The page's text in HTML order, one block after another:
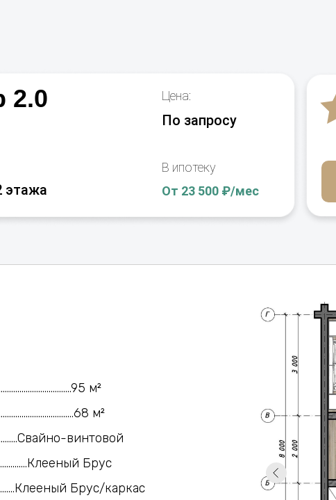
2.0
этажа
Цена:
По запросу
В ипотеку
От 23 500 ₽/мес
м²
м²
винтовой
Брус
Брус/каркас